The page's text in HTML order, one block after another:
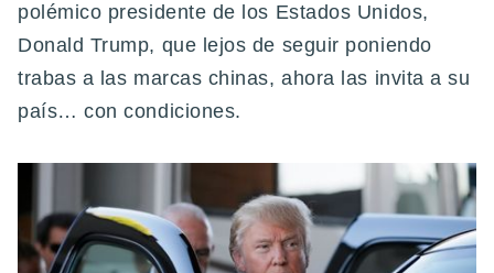
polémico presidente de los Estados Unidos,
Donald Trump, que lejos de seguir poniendo
trabas a las marcas chinas, ahora las invita a su
país… con condiciones.